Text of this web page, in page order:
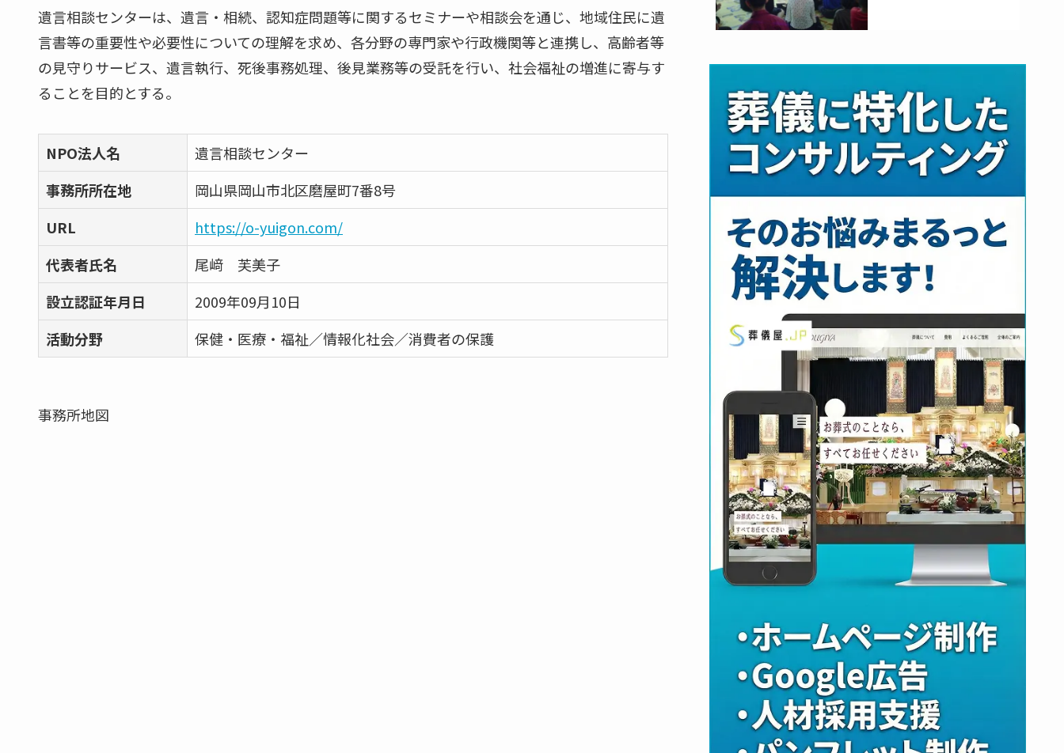
遺言相談センターは、遺言・相続、認知症問題等に関するセミナーや相談会を通じ、地域住民に遺
言書等の重要性や必要性についての理解を求め、各分野の専門家や行政機関等と連携し、高齢者等
の見守りサービス、遺言執行、死後事務処理、後見業務等の受託を行い、社会福祉の増進に寄与す
ることを目的とする。
NPO法人名
遺言相談センター
事務所所在地
岡山県岡山市北区磨屋町7番8号
URL
https://o-yuigon.com/
代表者氏名
尾﨑 芙美子
設立認証年月日
2009年09月10日
活動分野
保健・医療・福祉／情報化社会／消費者の保護
事務所地図